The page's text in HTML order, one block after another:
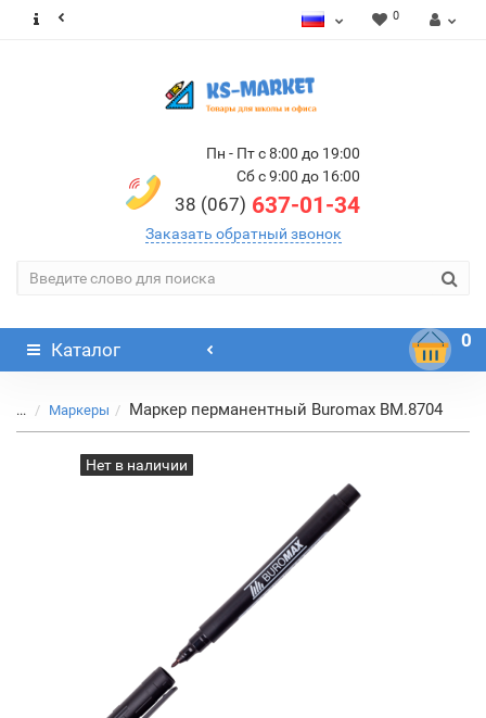
0
Пн - Пт с 8:00 до 19:00
Сб с 9:00 до 16:00
38 (067) 637-01-34
Заказать обратный звонок
Каталог 0
... Маркеры Маркер перманентный Buromax BM.8704
Нет в наличии